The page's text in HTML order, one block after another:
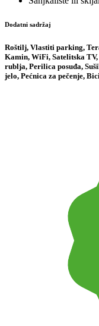
Dodatni sadržaj
Roštilj, Vlastiti parking,
Kamin, WiFi, Satelitska
rublja, Perilica posuđa,
jelo, Pećnica za pečenje,